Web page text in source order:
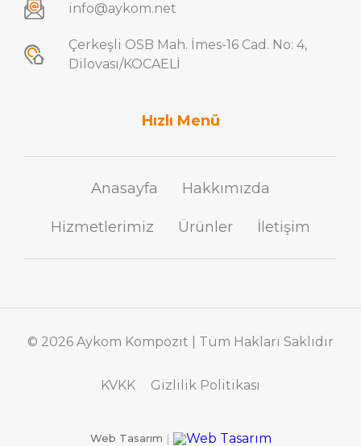
info@aykom.net
Çerkeşli OSB Mah. İmes-16 Cad. No: 4,
Dilovası/KOCAELİ
Hızlı Menü
Anasayfa Hakkımızda
Hizmetlerimiz Ürünler İletişim
© 2026 Aykom Kompozit | Tüm Hakları Saklıdır
KVKK Gizlilik Politikası
Web Tasarım |